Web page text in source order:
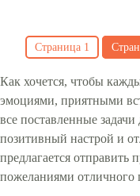
Страница 1
Как хочется, чтобы
эмоциями, приятными
все поставленные
позитивный настрой и
предлагается
пожеланиями отличного